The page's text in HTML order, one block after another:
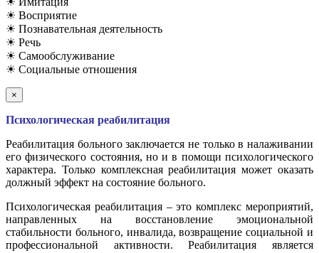
☀ Восприятие
☀ Познавательная деятельность
☀ Речь
☀ Самообслуживание
☀ Социальные отношения
×
Психологическая реабилитация
Реабилитация больного заключается не только в налаживании
его физического состояния, но и в помощи психологического
характера. Только комплексная реабилитация может оказать
должный эффект на состояние больного.
Психологическая реабилитация – это комплекс мероприятий,
направленных на восстановление эмоциональной
стабильности больного, инвалида, возвращение социальной и
профессиональной активности. Реабилитация является